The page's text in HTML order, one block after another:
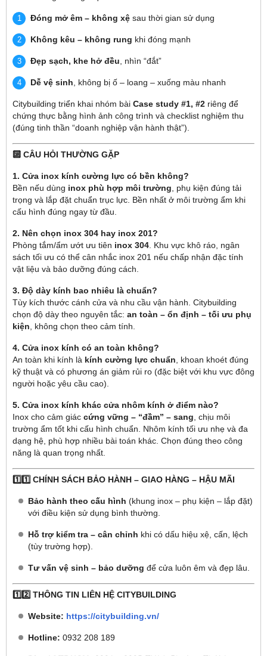
Đóng mở êm – không xệ sau thời gian sử dụng
Không kêu – không rung khi đóng mạnh
Đẹp sạch, khe hở đều , nhìn “đắt”
Dễ vệ sinh , không bị ố – loang – xuống màu nhanh
Citybuilding triển khai nhóm bài Case study #1, #2 riêng để
chứng thực bằng hình ảnh công trình và checklist nghiệm thu
(đúng tinh thần “doanh nghiệp vận hành thật”).
🔟 CÂU HỎI THƯỜNG GẶP
1. Cửa inox kính cường lực có bền không?
Bền nếu dùng inox phù hợp môi trường , phụ kiện đúng tải
trọng và lắp đặt chuẩn trục lực. Bền nhất ở môi trường ẩm khi
cấu hình đúng ngay từ đầu.
2. Nên chọn inox 304 hay inox 201?
Phòng tắm/ẩm ướt ưu tiên inox 304 . Khu vực khô ráo, ngân
sách tối ưu có thể cân nhắc inox 201 nếu chấp nhận đặc tính
vật liệu và bảo dưỡng đúng cách.
3. Độ dày kính bao nhiêu là chuẩn?
Tùy kích thước cánh cửa và nhu cầu vận hành. Citybuilding
chọn độ dày theo nguyên tắc: an toàn – ổn định – tối ưu phụ
kiện , không chọn theo cảm tính.
4. Cửa inox kính có an toàn không?
An toàn khi kính là kính cường lực chuẩn , khoan khoét đúng
kỹ thuật và có phương án giảm rủi ro (đặc biệt với khu vực đông
người hoặc yêu cầu cao).
5. Cửa inox kính khác cửa nhôm kính ở điểm nào?
Inox cho cảm giác cứng vững – “đầm” – sang , chịu môi
trường ẩm tốt khi cấu hình chuẩn. Nhôm kính tối ưu nhẹ và đa
dạng hệ, phù hợp nhiều bài toán khác. Chọn đúng theo công
năng là quan trọng nhất.
1️⃣1️⃣ CHÍNH SÁCH BẢO HÀNH – GIAO HÀNG – HẬU MÃI
Bảo hành theo cấu hình (khung inox – phụ kiện – lắp đặt)
với điều kiện sử dụng bình thường.
Hỗ trợ kiểm tra – cân chỉnh khi có dấu hiệu xệ, cấn, lệch
(tùy trường hợp).
Tư vấn vệ sinh – bảo dưỡng để cửa luôn êm và đẹp lâu.
1️⃣2️⃣ THÔNG TIN LIÊN HỆ CITYBUILDING
Website: https://citybuilding.vn/
Hotline: 0932 208 189